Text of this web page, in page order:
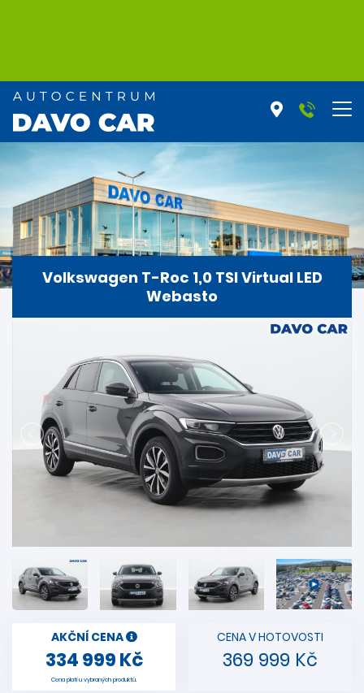
Volkswagen T-Roc 1,0 TSI Virtual LED
Webasto
AKČNÍ CENA
334 999 Kč
Cena platí u vybraných produktů.
CENA V HOTOVOSTI
369 999 Kč